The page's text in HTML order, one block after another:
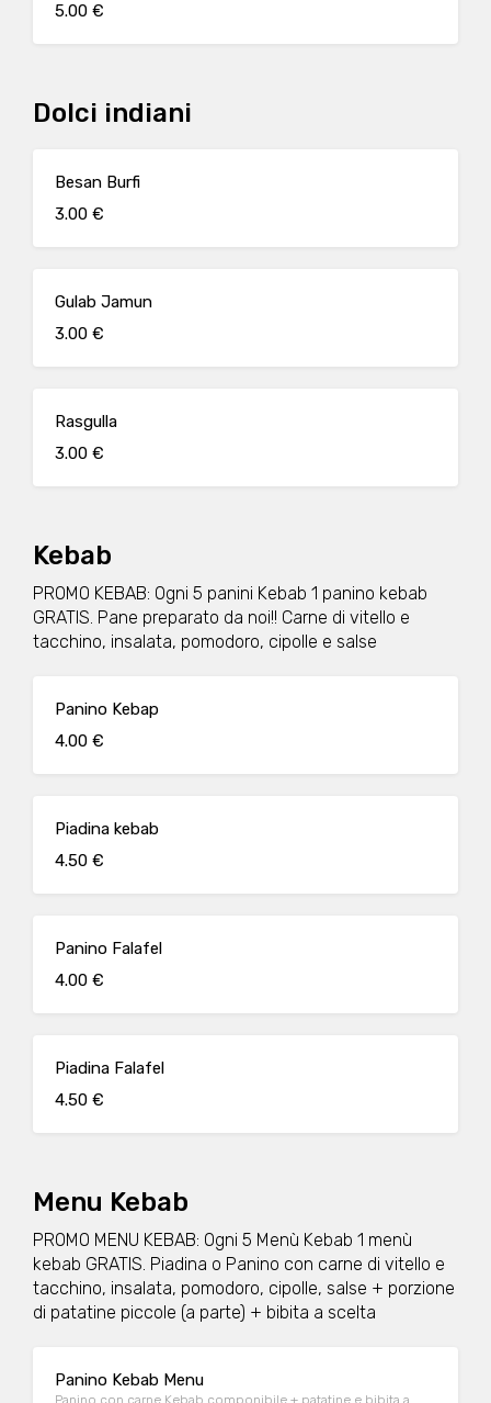
5.00 €
Dolci indiani
Besan Burfi
3.00 €
Gulab Jamun
3.00 €
Rasgulla
3.00 €
Kebab
PROMO KEBAB: Ogni 5 panini Kebab 1 panino kebab
GRATIS. Pane preparato da noi!! Carne di vitello e
tacchino, insalata, pomodoro, cipolle e salse
Panino Kebap
4.00 €
Piadina kebab
4.50 €
Panino Falafel
4.00 €
Piadina Falafel
4.50 €
Menu Kebab
PROMO MENU KEBAB: Ogni 5 Menù Kebab 1 menù
kebab GRATIS. Piadina o Panino con carne di vitello e
tacchino, insalata, pomodoro, cipolle, salse + porzione
di patatine piccole (a parte) + bibita a scelta
Panino Kebab Menu
Panino con carne Kebab componibile + patatine e bibita a